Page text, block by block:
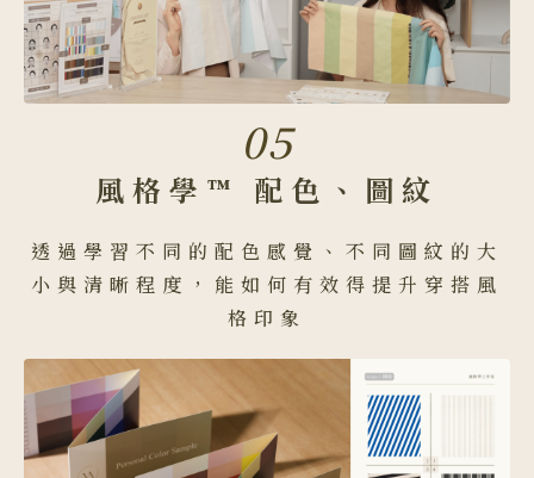
05
風格學™ 配色、圖紋
透過學習不同的配色感覺、不同圖紋的大
小與清晰程度，能如何有效得提升穿搭風
格印象